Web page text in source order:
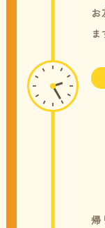
お
ま
帰